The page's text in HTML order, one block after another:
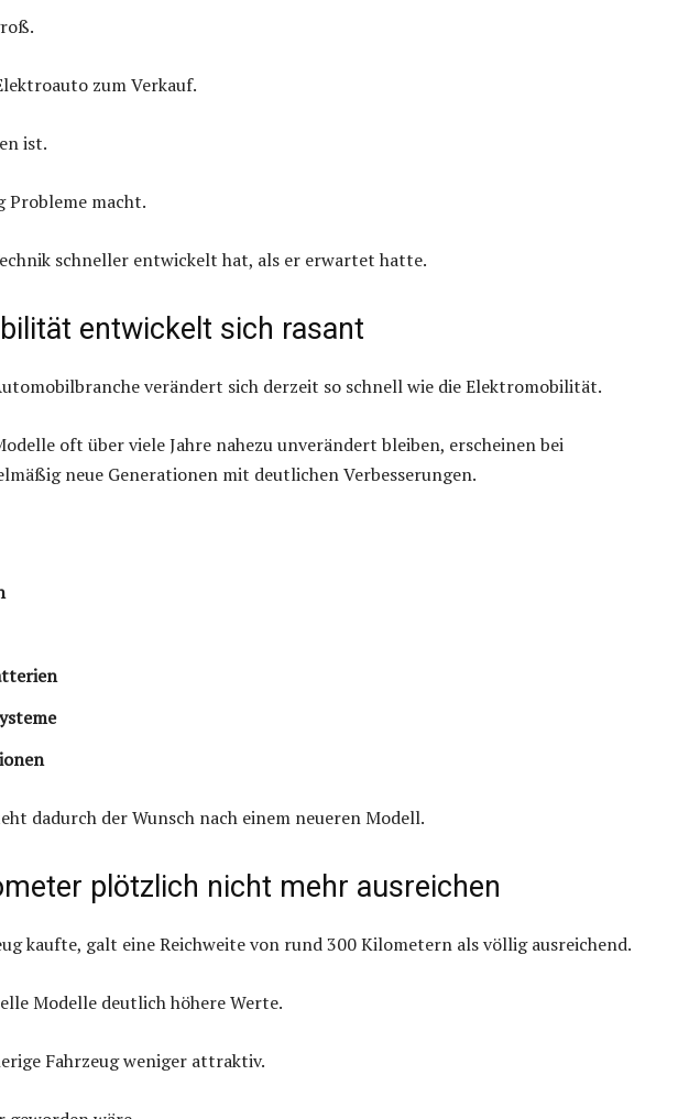
zum Verkauf.
ist.
Probleme macht.
schneller entwickelt hat, als er erwartet hatte.
entwickelt sich rasant
verändert sich derzeit so schnell wie die Elektromobilität.
oft über viele Jahre nahezu unverändert bleiben, erscheinen bei
neue Generationen mit deutlichen Verbesserungen.
dadurch der Wunsch nach einem neueren Modell.
plötzlich nicht mehr ausreichen
kaufte, galt eine Reichweite von rund 300 Kilometern als völlig ausreichend.
Modelle deutlich höhere Werte.
Fahrzeug weniger attraktiv.